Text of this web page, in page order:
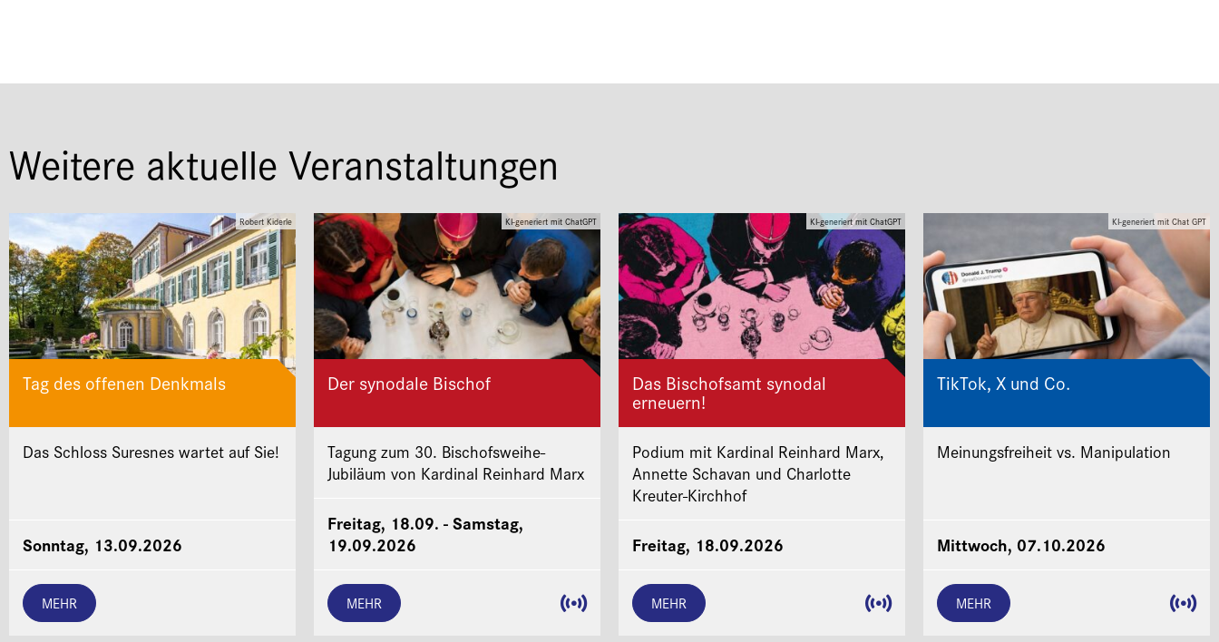
Weitere aktuelle Veranstaltungen
Robert Kiderle
Tag des offenen Denkmals
Das Schloss Suresnes wartet auf Sie!
Sonntag, 13.09.2026
MEHR
KI-generiert mit ChatGPT
Der synodale Bischof
Tagung zum 30. Bischofsweihe-
Jubiläum von Kardinal Reinhard Marx
Freitag, 18.09. - Samstag,
19.09.2026
MEHR
KI-generiert mit ChatGPT
Das Bischofsamt synodal
erneuern!
Podium mit Kardinal Reinhard Marx,
Annette Schavan und Charlotte
Kreuter-Kirchhof
Freitag, 18.09.2026
MEHR
KI-generiert mit Chat GPT
TikTok, X und Co.
Meinungsfreiheit vs. Manipulation
Mittwoch, 07.10.2026
MEHR